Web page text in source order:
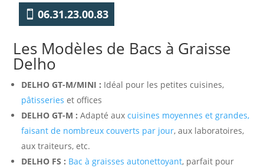
06.31.23.00.83
Les Modèles de Bacs à Graisse
Delho
DELHO GT-M/MINI : Idéal pour les petites cuisines,
pâtisseries et offices
DELHO GT-M : Adapté auxcuisines moyennes et grandes,
faisant de nombreux couverts par jour, aux laboratoires,
aux traiteurs, etc.
DELHO FS : Bac à graisses autonettoyant, parfait pour